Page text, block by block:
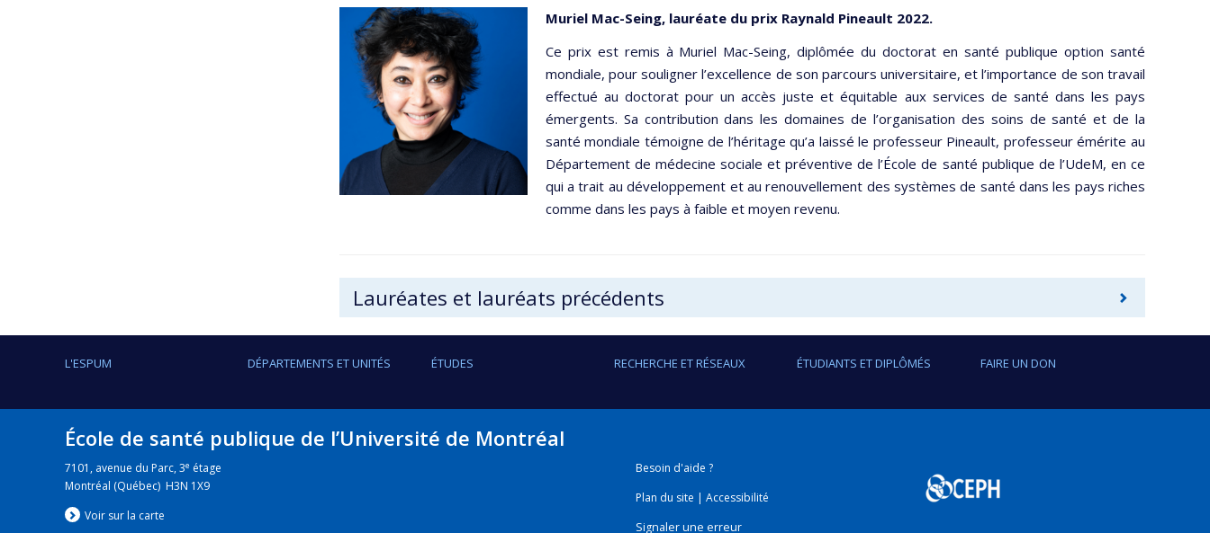
Muriel Mac-Seing, lauréate du prix Raynald Pineault 2022.
Ce prix est remis à Muriel Mac-Seing, diplômée du doctorat en santé publique option santé
mondiale, pour souligner l’excellence de son parcours universitaire, et l’importance de son travail
effectué au doctorat pour un accès juste et équitable aux services de santé dans les pays
émergents. Sa contribution dans les domaines de l’organisation des soins de santé et de la
santé mondiale témoigne de l’héritage qu’a laissé le professeur Pineault, professeur émérite au
Département de médecine sociale et préventive de l’École de santé publique de l’UdeM, en ce
qui a trait au développement et au renouvellement des systèmes de santé dans les pays riches
comme dans les pays à faible et moyen revenu.
Lauréates et lauréats précédents
L'ESPUM DÉPARTEMENTS ET UNITÉS ÉTUDES RECHERCHE ET RÉSEAUX ÉTUDIANTS ET DIPLÔMÉS FAIRE UN DON
École de santé publique de l’Université de Montréal
7101, avenue du Parc, 3e étage
Montréal (Québec) H3N 1X9
Voir sur la carte
Besoin d'aide ?
Plan du site |Accessibilité
Signaler une erreur